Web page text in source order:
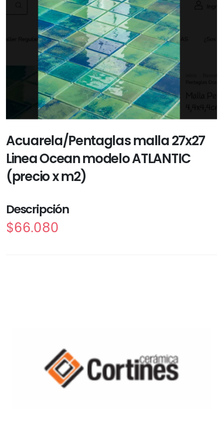
Acuarela/Pentaglas malla 27x27
Linea Ocean modelo ATLANTIC
(precio x m2)
Descripción
$66.080